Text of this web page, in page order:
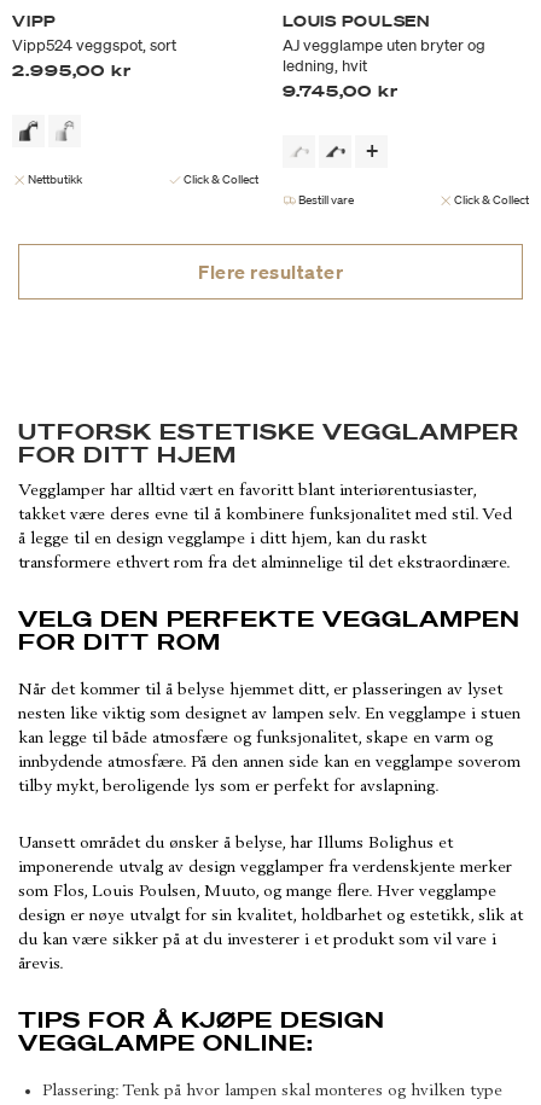
VIPP
Vipp524 veggspot, sort
2.995,00 kr
Nettbutikk Click & Collect
LOUIS POULSEN
AJ vegglampe uten bryter og
ledning, hvit
9.745,00 kr
Bestill vare Click & Collect
Flere resultater
UTFORSK ESTETISKE VEGGLAMPER
FOR DITT HJEM
Vegglamper har alltid vært en favoritt blant interiørentusiaster,
takket være deres evne til å kombinere funksjonalitet med stil. Ved
å legge til en design vegglampe i ditt hjem, kan du raskt
transformere ethvert rom fra det alminnelige til det ekstraordinære.
VELG DEN PERFEKTE VEGGLAMPEN
FOR DITT ROM
Når det kommer til å belyse hjemmet ditt, er plasseringen av lyset
nesten like viktig som designet av lampen selv. En vegglampe i stuen
kan legge til både atmosfære og funksjonalitet, skape en varm og
innbydende atmosfære. På den annen side kan en vegglampe soverom
tilby mykt, beroligende lys som er perfekt for avslapning.
Uansett området du ønsker å belyse, har Illums Bolighus et
imponerende utvalg av design vegglamper fra verdenskjente merker
som Flos, Louis Poulsen, Muuto, og mange flere. Hver vegglampe
design er nøye utvalgt for sin kvalitet, holdbarhet og estetikk, slik at
du kan være sikker på at du investerer i et produkt som vil vare i
årevis.
TIPS FOR Å KJØPE DESIGN
VEGGLAMPE ONLINE:
Plassering: Tenk på hvor lampen skal monteres og hvilken type